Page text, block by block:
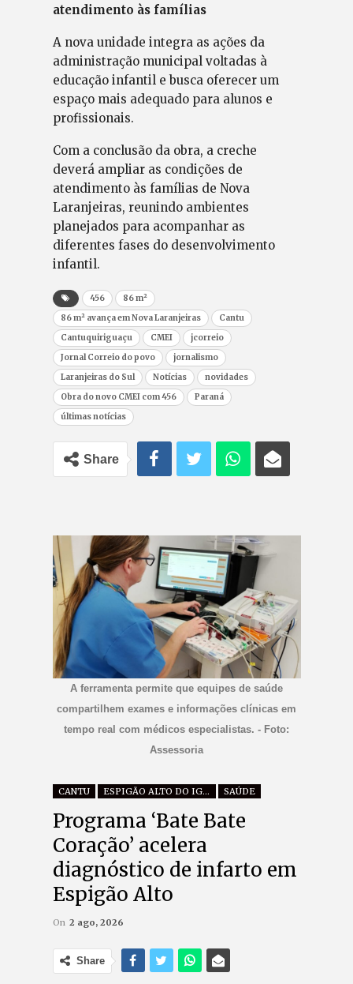
atendimento às famílias
A nova unidade integra as ações da
administração municipal voltadas à
educação infantil e busca oferecer um
espaço mais adequado para alunos e
profissionais.
Com a conclusão da obra, a creche
deverá ampliar as condições de
atendimento às famílias de Nova
Laranjeiras, reunindo ambientes
planejados para acompanhar as
diferentes fases do desenvolvimento
infantil.
456
86 m²
86 m² avança em Nova Laranjeiras
Cantu
Cantuquiriguaçu
CMEI
jcorreio
Jornal Correio do povo
jornalismo
Laranjeiras do Sul
Notícias
novidades
Obra do novo CMEI com 456
Paraná
últimas notícias
Share
A ferramenta permite que equipes de saúde
compartilhem exames e informações clínicas em
tempo real com médicos especialistas. - Foto:
Assessoria
CANTU ESPIGÃO ALTO DO IGUAÇU SAÚDE
Programa ‘Bate Bate
Coração’ acelera
diagnóstico de infarto em
Espigão Alto
On 2 ago, 2026
Share